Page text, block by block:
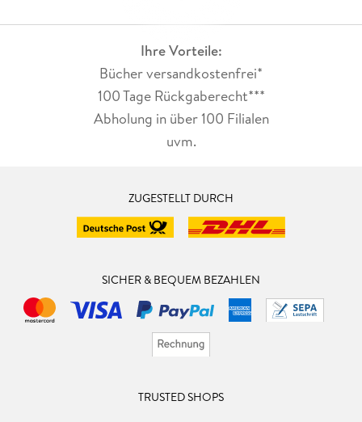
Ihre Vorteile:
Bücher versandkostenfrei*
100 Tage Rückgaberecht***
Abholung in über 100 Filialen
uvm.
ZUGESTELLT DURCH
SICHER & BEQUEM BEZAHLEN
TRUSTED SHOPS